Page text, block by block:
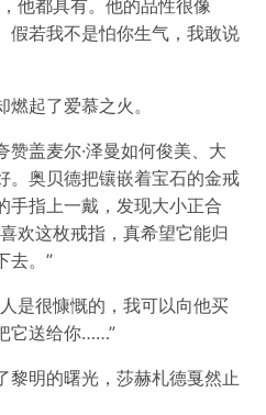
他都具有。他的品性很像
假若我不是怕你生气，我敢说
起了爱慕之火。
盖麦尔·泽曼如何俊美、大
。奥贝德把镶嵌着宝石的金戒
手指上一戴，发现大小正合
欢这枚戒指，真希望它能归
去。”
是很慷慨的，我可以向他买
它送给你……”
黎明的曙光，莎赫札德戛然止